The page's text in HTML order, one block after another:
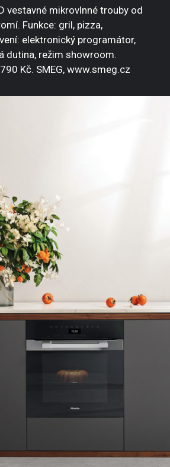
vestavné mikrovlnné trouby od
Funkce: gril, pizza,
elektronický programátor,
dutina, režim showroom.
Kč. SMEG, www.smeg.cz